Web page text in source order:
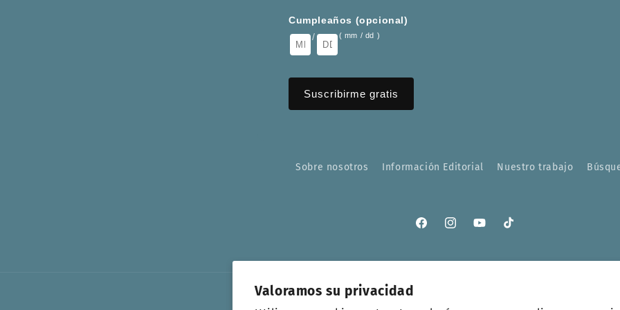
Valoramos su privacidad
Cumpleaños (opcional)
/
( mm / dd )
Sobre nosotros Información Editorial Nuestro trabajo
FacebookInstagramYouTubeTikTok